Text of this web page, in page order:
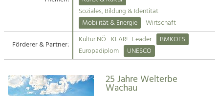
Suche
Impressum
Kontakt
Angebotsentwicklung und
Handwerk, Wissenschaft und Forschung.
Soziales, Bildung & Identität
Mobilität & Energie
Wirtschaft
Förderer & Partner:
Kultur NÖ KLAR! Leader
BMKOES
Europadiplom
UNESCO
25 Jahre Welterbe
Wachau